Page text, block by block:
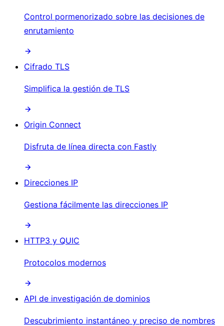
Control pormenorizado sobre las decisiones de
enrutamiento
Cifrado TLS
Simplifica la gestión de TLS
Origin Connect
Disfruta de línea directa con Fastly
Direcciones IP
Gestiona fácilmente las direcciones IP
HTTP3 y QUIC
Protocolos modernos
API de investigación de dominios
Descubrimiento instantáneo y preciso de nombres